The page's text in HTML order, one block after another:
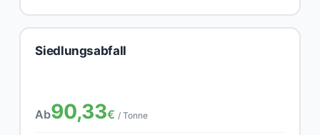
Siedlungsabfall
Ab90,33€ / Tonne